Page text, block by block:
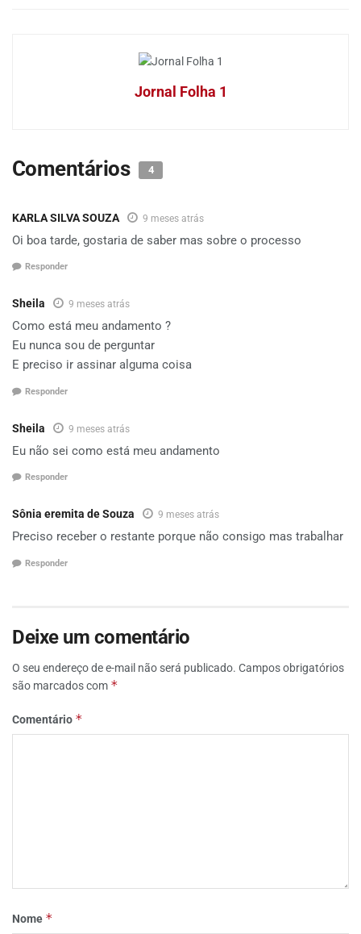
Jornal Folha 1
Comentários 4
KARLA SILVA SOUZA 9 meses atrás
Oi boa tarde, gostaria de saber mas sobre o processo
Responder
Sheila 9 meses atrás
Como está meu andamento ?
Eu nunca sou de perguntar
E preciso ir assinar alguma coisa
Responder
Sheila 9 meses atrás
Eu não sei como está meu andamento
Responder
Sônia eremita de Souza 9 meses atrás
Preciso receber o restante porque não consigo mas trabalhar
Responder
Deixe um comentário
O seu endereço de e-mail não será publicado. Campos obrigatórios
são marcados com *
Comentário *
Nome *